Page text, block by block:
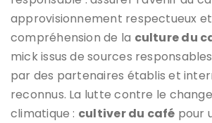
approvisionnement respectueux
compréhension de la culture du
mick issus de sources
par des partenaires établis et
reconnus. La lutte contre le
climatique : cultiver du café pour